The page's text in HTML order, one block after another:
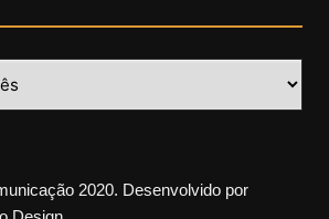
2020. Desenvolvido por